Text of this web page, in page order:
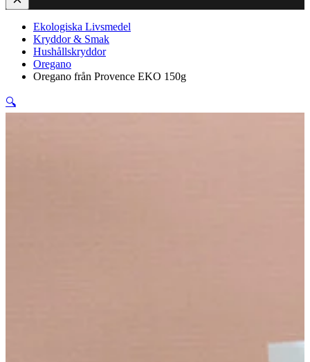
Ekologiska Livsmedel
Kryddor & Smak
Hushållskryddor
Oregano
Oregano från Provence EKO 150g
🔍